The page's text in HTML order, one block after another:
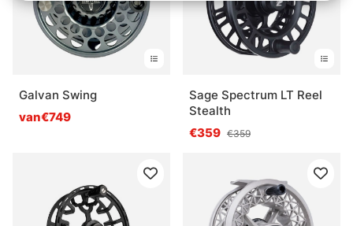
Galvan Swing
van€749
Sage Spectrum LT Reel
Stealth
€359 €359